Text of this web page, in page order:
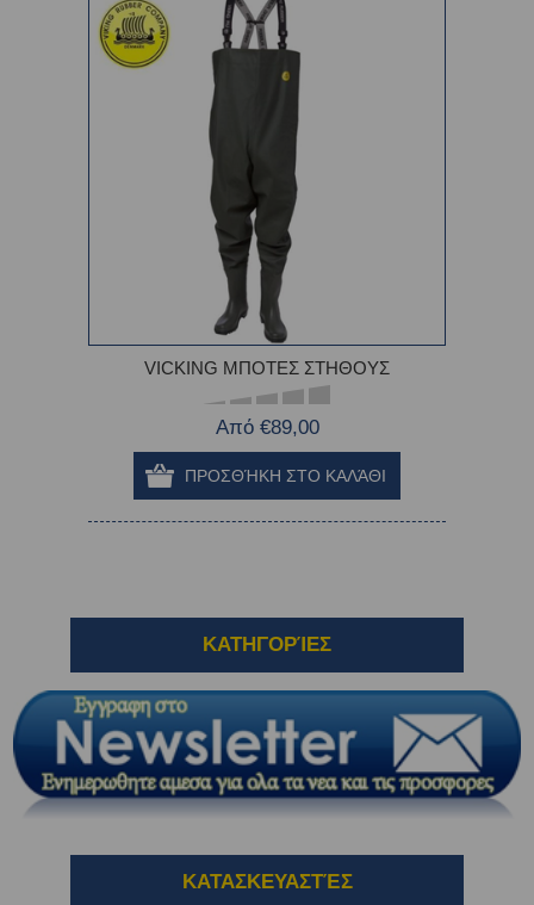
VICKING ΜΠΟΤΕΣ ΣΤΗΘΟΥΣ
Από €89,00
ΚΑΤΗΓΟΡΊΕΣ
ΚΑΤΑΣΚΕΥΑΣΤΈΣ